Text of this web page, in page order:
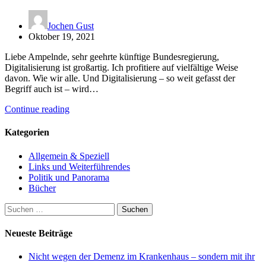
Jochen Gust
Oktober 19, 2021
Liebe Ampelnde, sehr geehrte künftige Bundesregierung,
Digitalisierung ist großartig. Ich profitiere auf vielfältige Weise
davon. Wie wir alle. Und Digitalisierung – so weit gefasst der
Begriff auch ist – wird…
Continue reading
Kategorien
Allgemein & Speziell
Links und Weiterführendes
Politik und Panorama
Bücher
Suchen
nach:
Neueste Beiträge
Nicht wegen der Demenz im Krankenhaus – sondern mit ihr